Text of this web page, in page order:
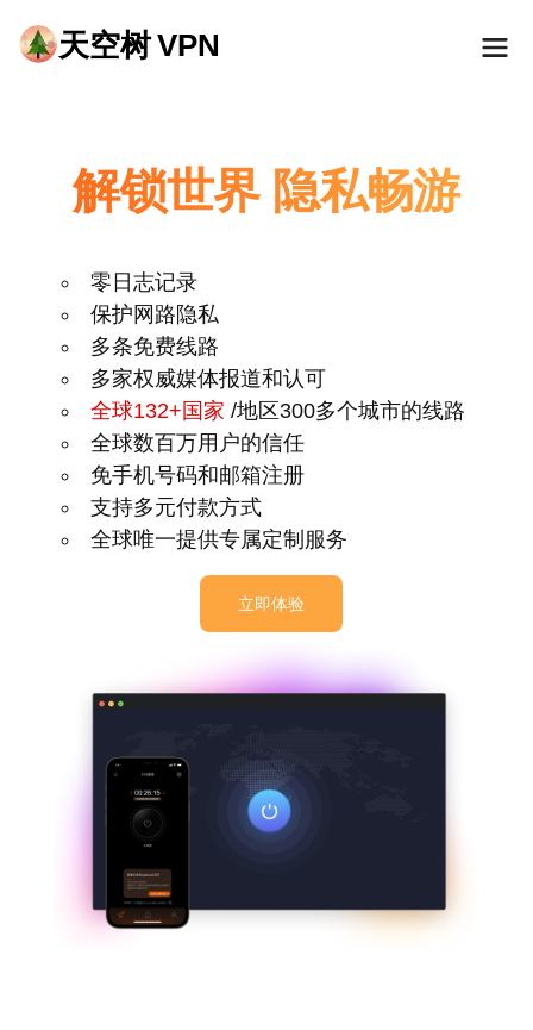
天空树VPN
解锁世界 隐私畅游
零日志记录
保护网路隐私
多条免费线路
多家权威媒体报道和认可
全球132+国家/地区300多个城市的线路
全球数百万用户的信任
免手机号码和邮箱注册
支持多元付款方式
全球唯一提供专属定制服务
立即体验